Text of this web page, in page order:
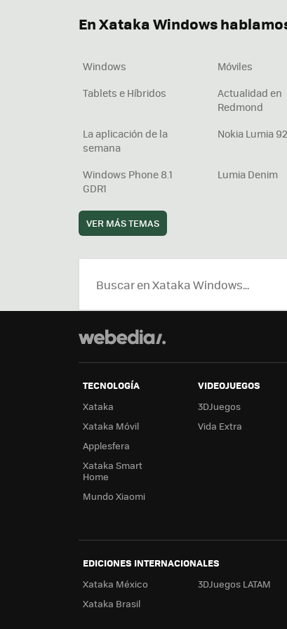
En Xataka Windows
Windows Móviles
Tablets e Híbridos
Actualidad en
Redmond
La aplicación de la
semana
Nokia Lumia
Windows Phone 8.1
GDR1
Lumia Denim
VER MÁS TEMAS
TECNOLOGÍA
Xataka
Xataka Móvil
Applesfera
Xataka Smart
Home
Mundo Xiaomi
VIDEOJUEGOS
3DJuegos
Vida Extra
EDICIONES INTERNACIONALES
Xataka México
Xataka Brasil
3DJuegos LATAM